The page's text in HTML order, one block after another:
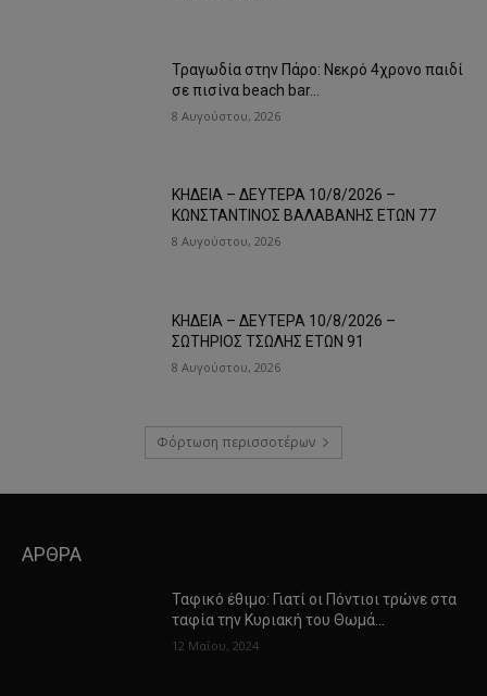
Τραγωδία στην Πάρο: Νεκρό 4χρονο παιδί
σε πισίνα beach bar…
8 Αυγούστου, 2026
ΚΗΔΕΙΑ – ΔΕΥΤΕΡΑ 10/8/2026 –
ΚΩΝΣΤΑΝΤΙΝΟΣ ΒΑΛΑΒΑΝΗΣ ΕΤΩΝ 77
8 Αυγούστου, 2026
ΚΗΔΕΙΑ – ΔΕΥΤΕΡΑ 10/8/2026 –
ΣΩΤΗΡΙΟΣ ΤΣΩΛΗΣ ΕΤΩΝ 91
8 Αυγούστου, 2026
Φόρτωση περισσοτέρων
ΑΡΘΡΑ
Ταφικό έθιμο: Γιατί οι Πόντιοι τρώνε στα
ταφία την Κυριακή του Θωμά…
12 Μαΐου, 2024